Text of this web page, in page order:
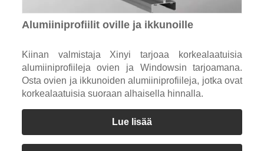
Alumiiniprofiilit oville ja ikkunoille
Kiinan valmistaja Xinyi tarjoaa korkealaatuisia
alumiiniprofiileja ovien ja Windowsin tarjoamana.
Osta ovien ja ikkunoiden alumiiniprofiileja, jotka ovat
korkealaatuisia suoraan alhaisella hinnalla.
Lue lisää